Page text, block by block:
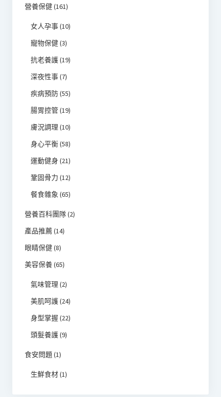
營養保健(161)
女人孕事(10)
寵物保健(3)
抗老養護(19)
深夜性事(7)
疾病預防(55)
腸胃控管(19)
膚況調理 (10)
身心平衡(58)
運動健身 (21)
鞏固骨力 (12)
餐食雜象 (65)
營養百科團隊(2)
產品推薦(14)
眼睛保健(8)
美容保養(65)
氣味管理 (2)
美肌呵護(24)
身型掌握 (22)
頭髮養護(9)
食安問題(1)
生鮮食材(1)